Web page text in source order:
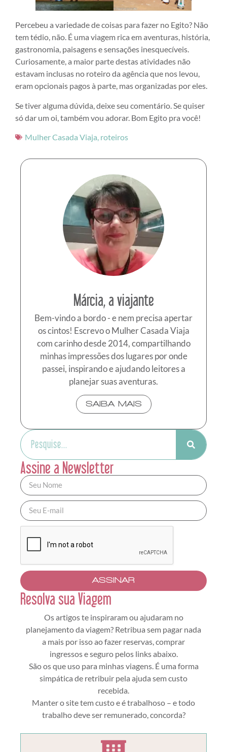
Percebeu a variedade de coisas para fazer no Egito? Não
tem tédio, não. É uma viagem rica em aventuras, história,
gastronomia, paisagens e sensações inesquecíveis.
Curiosamente, a maior parte destas atividades não
estavam inclusas no roteiro da agência que nos levou,
eram opcionais pagos à parte, mas organizadas por eles.
Se tiver alguma dúvida, deixe seu comentário. Se quiser
só dar um oi, também vou adorar. Bom Egito pra você!
Mulher Casada Viaja, roteiros
Márcia, a viajante
Bem-vindo a bordo - e nem precisa apertar
os cintos! Escrevo o Mulher Casada Viaja
com carinho desde 2014, compartilhando
minhas impressões dos lugares por onde
passei, inspirando e ajudando leitores a
planejar suas aventuras.
SAIBA MAIS
Assine a Newsletter
ASSINAR
Resolva sua Viagem
Os artigos te inspiraram ou ajudaram no
planejamento da viagem? Retribua sem pagar nada
a mais por isso ao fazer reservas, comprar
ingressos e seguro pelos links abaixo.
São os que uso para minhas viagens. É uma forma
simpática de retribuir pela ajuda sem custo
recebida.
Manter o site tem custo e é trabalhoso – e todo
trabalho deve ser remunerado, concorda?